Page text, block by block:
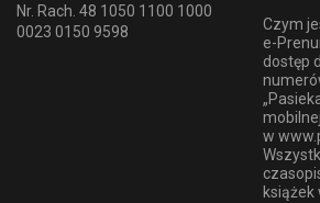
Nr. Rach. 48 1050 1100 1000
0023 0150 9598
Czym
e-
dostęp
w
książek